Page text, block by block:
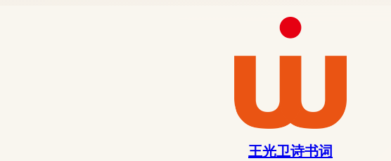
王光卫诗书词